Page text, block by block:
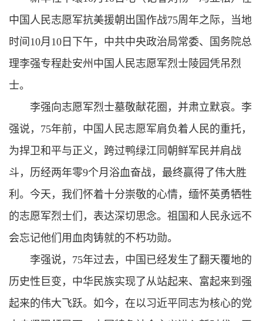
中国人民志愿军抗美援朝出国作战75周年之际，当地
时间10月10日下午，中共中央政治局常委、国务院总
理李强专程赴安州中国人民志愿军烈士陵园凭吊烈
士。
李强向志愿军烈士墓敬献花圈，并肃立默哀。李
强说，75年前，中国人民志愿军肩负着人民的重托，
为捍卫和平与正义，跨过鸭绿江同朝鲜军民并肩战
斗，历经两年零9个月浴血奋战，最终赢得了伟大胜
利。今天，我们怀着十分崇敬的心情，缅怀英勇牺牲
的志愿军烈士们，表达深切思念。祖国和人民永远不
会忘记他们用血肉铸就的不朽功勋。
李强说，75年过去，中国已经发生了翻天覆地的
历史性巨变，中华民族实现了从站起来、富起来到强
起来的伟大飞跃。如今，在以习近平同志为核心的党